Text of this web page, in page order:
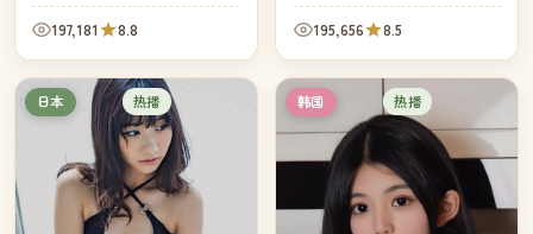
备清拆，五户人家又一次在公
园石椅上坐到了一起。
197,181 8.8
人决定回信——但他并不知道
收信人是不是同一个人。
195,656 8.5
日本 热播 韩国 热播